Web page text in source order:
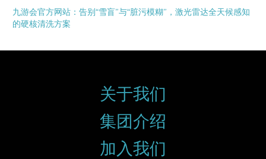
九游会官方网站：告别“雪盲”与“脏污模糊”，激光雷达全天候感知
的硬核清洗方案
关于我们
集团介绍
加入我们